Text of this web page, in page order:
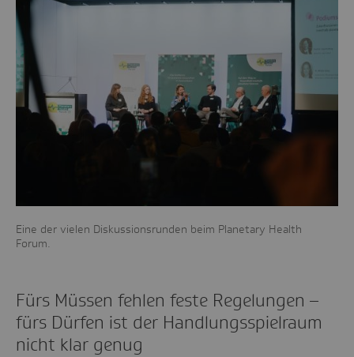
Eine der vielen Diskussionsrunden beim Planetary Health
Forum.
Fürs Müssen fehlen feste Regelungen –
fürs Dürfen ist der Handlungsspielraum
nicht klar genug